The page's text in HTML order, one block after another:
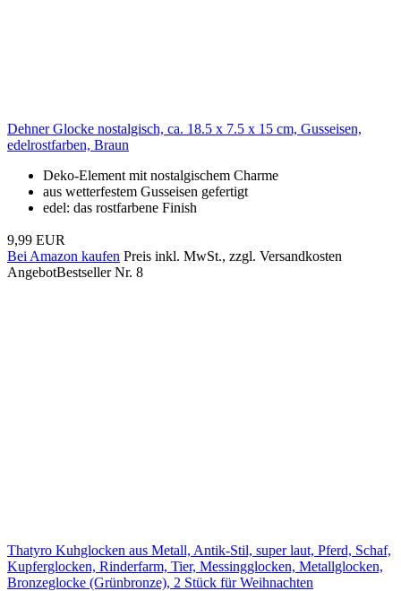
Dehner Glocke nostalgisch, ca. 18.5 x 7.5 x 15 cm, Gusseisen,
edelrostfarben, Braun
Deko-Element mit nostalgischem Charme
aus wetterfestem Gusseisen gefertigt
edel: das rostfarbene Finish
9,99 EUR
Bei Amazon kaufen Preis inkl. MwSt., zzgl. Versandkosten
AngebotBestseller Nr. 8
Thatyro Kuhglocken aus Metall, Antik-Stil, super laut, Pferd, Schaf,
Kupferglocken, Rinderfarm, Tier, Messingglocken, Metallglocken,
Bronzeglocke (Grünbronze), 2 Stück für Weihnachten